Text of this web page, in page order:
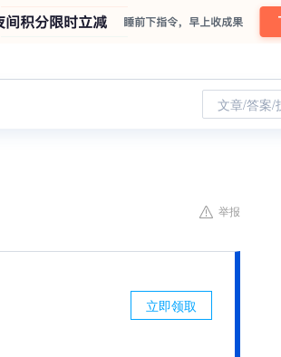
文章/答案/
举报
立即领取